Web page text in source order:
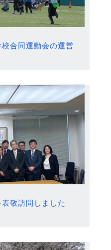
合同運動会の運営
敬訪問しました